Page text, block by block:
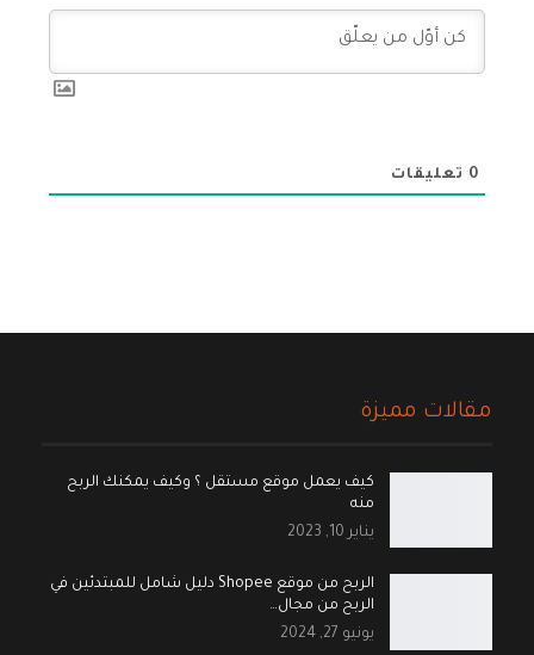
0 تعليقات
مقالات مميزة
كيف يعمل موقع مستقل ؟ وكيف يمكنك الربح
منه
يناير 10, 2023
الربح من موقع Shopee دليل شامل للمبتدئين في
الربح من مجال…
يونيو 27, 2024